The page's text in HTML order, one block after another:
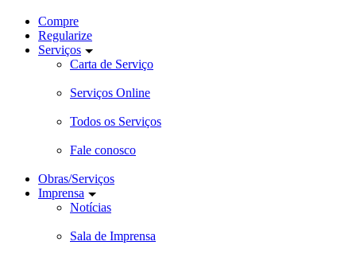
Compre
Regularize
Serviços
Carta de Serviço
Serviços Online
Todos os Serviços
Fale conosco
Obras/Serviços
Imprensa
Notícias
Sala de Imprensa